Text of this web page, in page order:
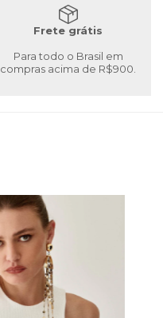
Frete grátis
Para todo o Brasil em
compras acima de R$900.